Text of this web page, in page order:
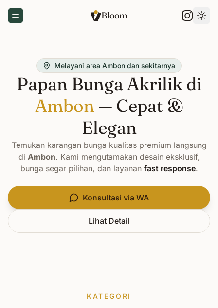
Toggle Menu Bloom
Melayani area Ambon dan sekitarnya
Papan Bunga Akrilik di
Ambon— Cepat &
Elegan
Temukan karangan bunga kualitas premium langsung
di Ambon. Kami mengutamakan desain eksklusif,
bunga segar pilihan, dan layanan fast response.
Konsultasi via WA
Lihat Detail
KATEGORI